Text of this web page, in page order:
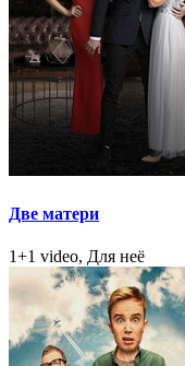
Две матери
1+1 video, Для неё